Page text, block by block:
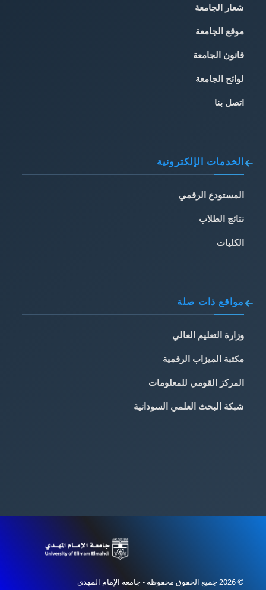
شعار الجامعة
موقع الجامعة
قانون الجامعة
لوائح الجامعة
اتصل بنا
الخدمات الإلكترونية
المستودع الرقمي
نتائج الطلاب
الكليات
مواقع ذات صلة
وزارة التعليم العالي
مكتبة الميزاب الرقمية
المركز القومي للمعلومات
شبكة البحث العلمي السودانية
© 2026 جميع الحقوق محفوظة - جامعة الإمام المهدي